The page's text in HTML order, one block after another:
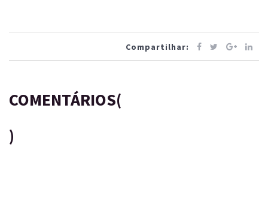
Compartilhar:
COMENTÁRIOS(
)